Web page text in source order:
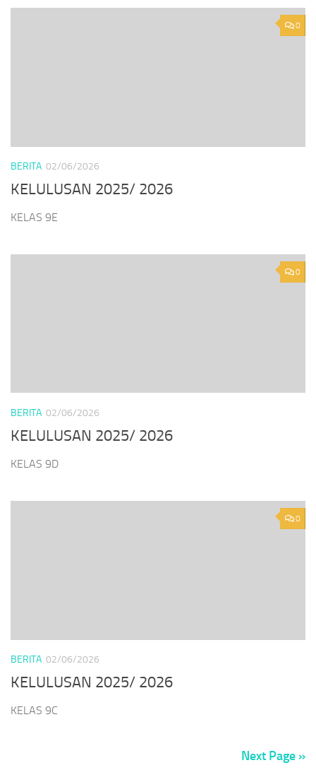
0
BERITA 02/06/2026
KELULUSAN 2025/ 2026
KELAS 9E
0
BERITA 02/06/2026
KELULUSAN 2025/ 2026
KELAS 9D
0
BERITA 02/06/2026
KELULUSAN 2025/ 2026
KELAS 9C
Next Page »